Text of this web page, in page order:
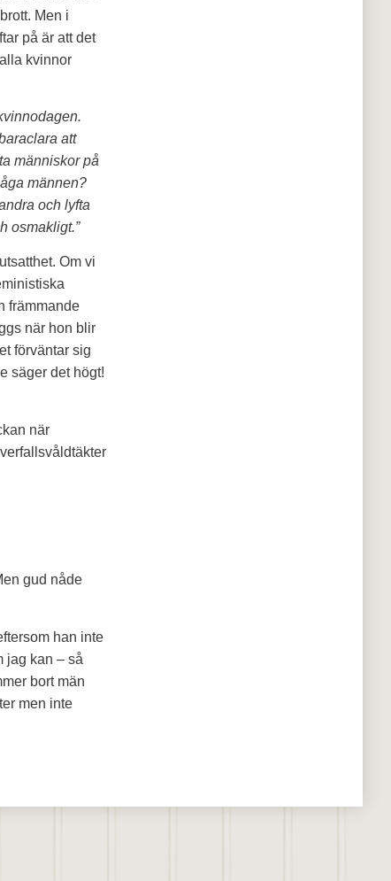
Men i
på är att det
kvinnor
att
människor på
männen?
och lyfta
osmakligt.”
Om vi
främmande
när hon blir
förväntar sig
säger det högt!
när
gud nåde
han inte
jag kan – så
bort män
men inte